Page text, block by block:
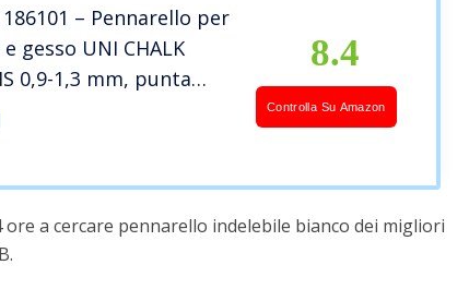
– Pennarello per
gesso UNI CHALK
0,9-1,3 mm, punta
8.4
Controlla Su Amazon
a cercare pennarello indelebile bianco dei migliori